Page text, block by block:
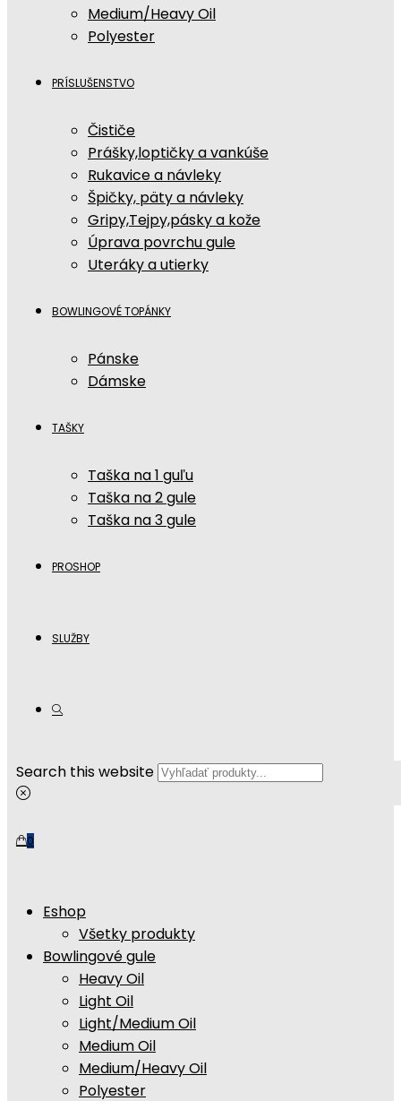
Medium/Heavy Oil
Polyester
PRÍSLUŠENSTVO
Čističe
Prášky,loptičky a vankúše
Rukavice a návleky
Špičky, päty a návleky
Gripy,Tejpy,pásky a kože
Úprava povrchu gule
Uteráky a utierky
BOWLINGOVÉ TOPÁNKY
Pánske
Dámske
TAŠKY
Taška na 1 guľu
Taška na 2 gule
Taška na 3 gule
PROSHOP
SLUŽBY
Search this website
0
Eshop
Všetky produkty
Bowlingové gule
Heavy Oil
Light Oil
Light/Medium Oil
Medium Oil
Medium/Heavy Oil
Polyester